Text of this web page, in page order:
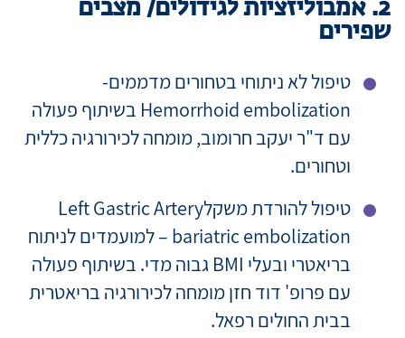
2. אמבוליזציות לגידולים/ מצבים
שפירים
טיפול לא ניתוחי בטחורים מדממים-
Hemorrhoid embolization בשיתוף פעולה
עם ד"ר יעקב חרומוב, מומחה לכירורגיה כללית
וטחורים.
טיפול להורדת משקלLeft Gastric Artery
bariatric embolization – למועמדים לניתוח
בריאטרי ובעלי BMI גבוה מדי. בשיתוף פעולה
עם פרופ' דוד חזן מומחה לכירורגיה בריאטרית
בבית החולים רפאל.